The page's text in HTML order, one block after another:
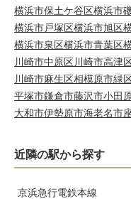
横浜市保土ケ谷区横浜市
横浜市戸塚区横浜市旭区
横浜市泉区横浜市青葉区
川崎市中原区川崎市高津
川崎市麻生区相模原市緑
平塚市鎌倉市藤沢市小田
大和市伊勢原市海老名市
近隣の駅から探す
京浜急行電鉄本線